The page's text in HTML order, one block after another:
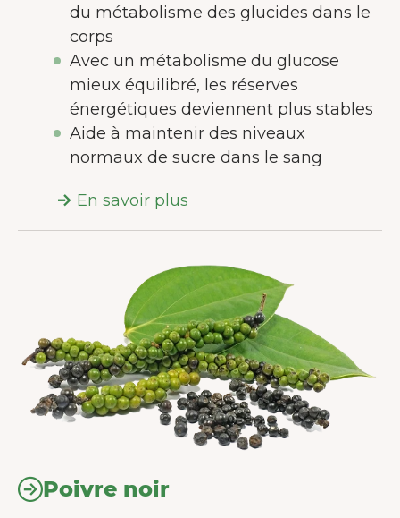
du métabolisme des glucides dans le
corps
Avec un métabolisme du glucose
mieux équilibré, les réserves
énergétiques deviennent plus stables
Aide à maintenir des niveaux
normaux de sucre dans le sang
En savoir plus
Poivre noir